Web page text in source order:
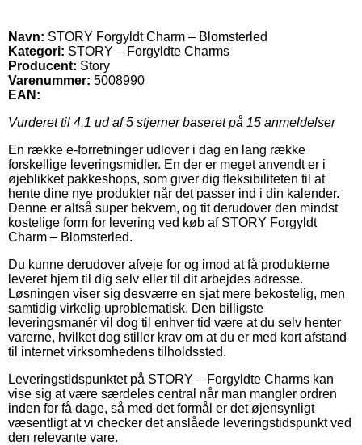
Navn: STORY Forgyldt Charm – Blomsterled
Kategori: STORY – Forgyldte Charms
Producent: Story
Varenummer: 5008990
EAN:
Vurderet til 4.1 ud af 5 stjerner baseret på 15 anmeldelser
En række e-forretninger udlover i dag en lang række
forskellige leveringsmidler. En der er meget anvendt er i
øjeblikket pakkeshops, som giver dig fleksibiliteten til at
hente dine nye produkter når det passer ind i din kalender.
Denne er altså super bekvem, og tit derudover den mindst
kostelige form for levering ved køb af STORY Forgyldt
Charm – Blomsterled.
Du kunne derudover afveje for og imod at få produkterne
leveret hjem til dig selv eller til dit arbejdes adresse.
Løsningen viser sig desværre en sjat mere bekostelig, men
samtidig virkelig uproblematisk. Den billigste
leveringsmanér vil dog til enhver tid være at du selv henter
varerne, hvilket dog stiller krav om at du er med kort afstand
til internet virksomhedens tilholdssted.
Leveringstidspunktet på STORY – Forgyldte Charms kan
vise sig at være særdeles central når man mangler ordren
inden for få dage, så med det formål er det øjensynligt
væsentligt at vi checker det anslåede leveringstidspunkt ved
den relevante vare.